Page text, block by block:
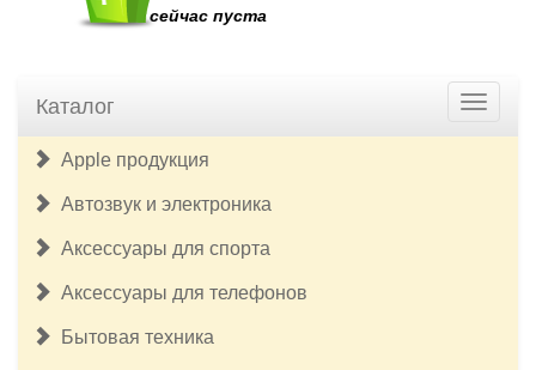
сейчас пуста
Каталог
Apple продукция
Автозвук и электроника
Аксессуары для спорта
Аксессуары для телефонов
Бытовая техника